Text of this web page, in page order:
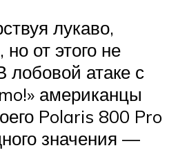
лукаво,
но от этого не
атаке с
американцы
Polaris 800 Pro
значения —